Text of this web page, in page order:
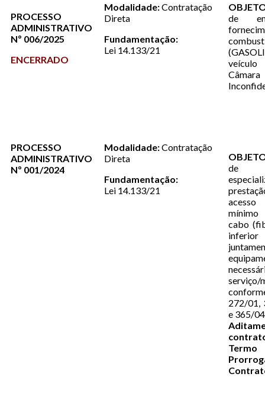
PROCESSO
ADMINISTRATIVO
Nº 006/2025
ENCERRADO
Modalidade:Contratação
Direta
Fundamentação:
Lei 14.133/21
de
PROCESSO
ADMINISTRATIVO
Nº 001/2024
Modalidade:Contratação
Direta
Fundamentação:
Lei 14.133/21
de
cabo
serviço/
272/01,
e 365/